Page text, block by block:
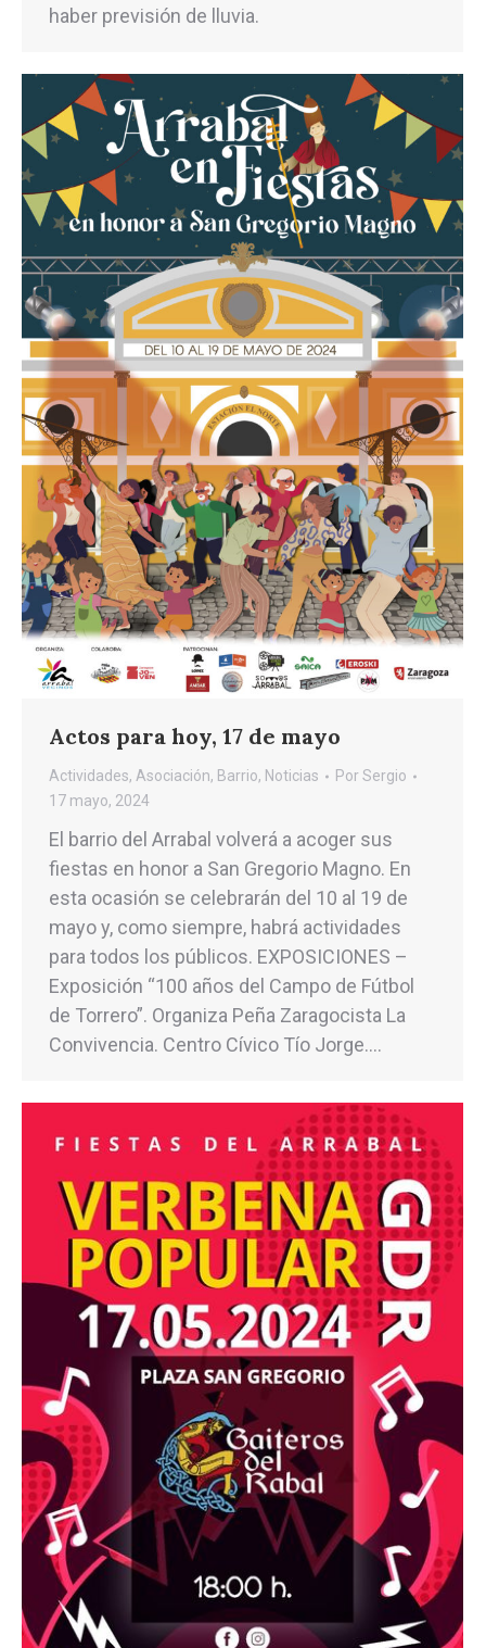
haber previsión de lluvia.
Actos para hoy, 17 de mayo
Actividades, Asociación, Barrio, Noticias PorSergio
17 mayo, 2024
El barrio del Arrabal volverá a acoger sus
fiestas en honor a San Gregorio Magno. En
esta ocasión se celebrarán del 10 al 19 de
mayo y, como siempre, habrá actividades
para todos los públicos. EXPOSICIONES –
Exposición “100 años del Campo de Fútbol
de Torrero”. Organiza Peña Zaragocista La
Convivencia. Centro Cívico Tío Jorge.…